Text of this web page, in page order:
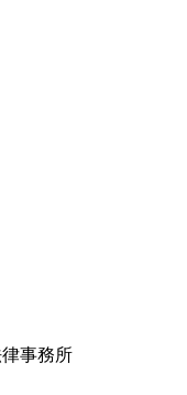
事務所